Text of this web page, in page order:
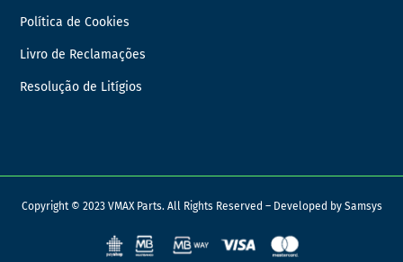
Política de Cookies
Livro de Reclamações
Resolução de Litígios
Copyright © 2023 VMAX Parts. All Rights Reserved – Developed by Samsys